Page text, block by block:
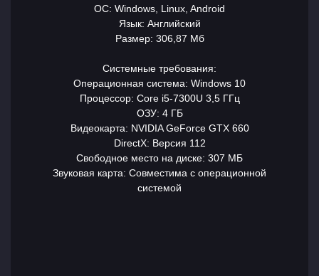
ОС: Windows, Linux, Android
Язык: Английский
Размер: 306,87 Мб
Системные требования:
Операционная система: Windows 10
Процессор: Core i5-7300U 3,5 ГГц
ОЗУ: 4 ГБ
Видеокарта: NVIDIA GeForce GTX 660
DirectX: Версия 112
Свободное место на диске: 307 МБ
Звуковая карта: Совместима с операционной
системой